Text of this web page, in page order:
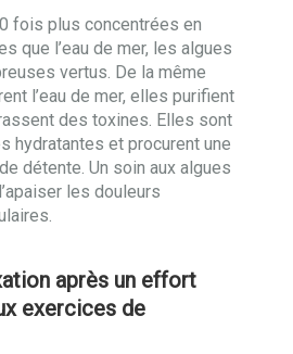
fois plus concentrées en
que l’eau de mer, les algues
vertus. De la même
l’eau de mer, elles purifient
des toxines. Elles sont
hydratantes et procurent une
détente. Un soin aux algues
les douleurs
après un effort
exercices de